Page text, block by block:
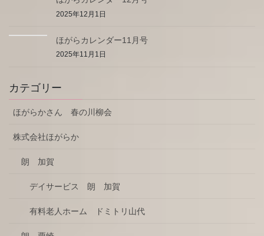
2025年12月1日
ほがらカレンダー11月号
2025年11月1日
カテゴリー
ほがらかさん 春の川柳会
株式会社ほがらか
朗 加賀
デイサービス 朗 加賀
有料老人ホーム ドミトリ山代